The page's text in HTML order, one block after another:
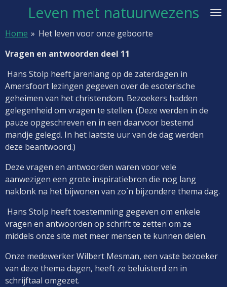
naar
hoofdinhoud
Leven met natuurwezens
Home » Het leven voor onze geboorte
Vragen en antwoorden deel 11
Hans Stolp heeft jarenlang op de zaterdagen in
Amersfoort lezingen gegeven over de esoterische
geheimen van het christendom. Bezoekers hadden
gelegenheid om vragen te stellen. (Deze werden in de
pauze opgeschreven en in een daarvoor bestemd
mandje gelegd. In het laatste uur van de dag werden
deze beantwoord.)
Deze vragen en antwoorden waren voor vele
aanwezigen een grote inspiratiebron die nog lang
naklonk na het bijwonen van zo´n bijzondere thema dag.
Hans Stolp heeft toestemming gegeven om enkele
vragen en antwoorden op schrift te zetten om ze
middels onze site met meer mensen te kunnen delen.
Onze medewerker Wilbert Mesman, een vaste bezoeker
van deze thema dagen, heeft ze beluisterd en in
schrijftaal omgezet.